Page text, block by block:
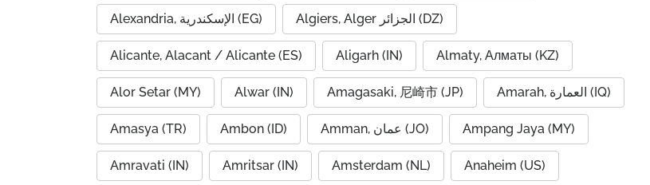
Alexandria, الإسكندرية (EG) Algiers, Alger الجزائر (DZ)
Alicante, Alacant / Alicante (ES) Aligarh (IN) Almaty, Алматы (KZ)
Alor Setar (MY) Alwar (IN) Amagasaki, 尼崎市 (JP) Amarah, العمارة (IQ)
Amasya (TR) Ambon (ID) Amman, عمان (JO) Ampang Jaya (MY)
Amravati (IN) Amritsar (IN) Amsterdam (NL) Anaheim (US)